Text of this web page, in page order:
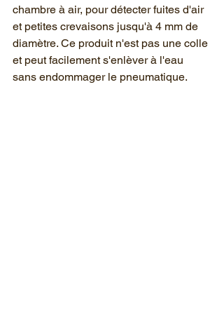
chambre à air, pour détecter fuites d'air
et petites crevaisons jusqu'à 4 mm de
diamètre. Ce produit n'est pas une colle
et peut facilement s'enlèver à l'eau
sans endommager le pneumatique.